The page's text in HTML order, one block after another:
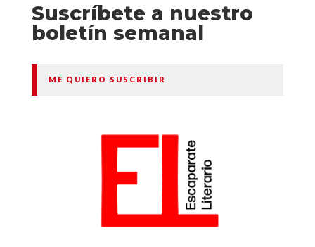
Suscríbete a nuestro
boletín semanal
ME QUIERO SUSCRIBIR